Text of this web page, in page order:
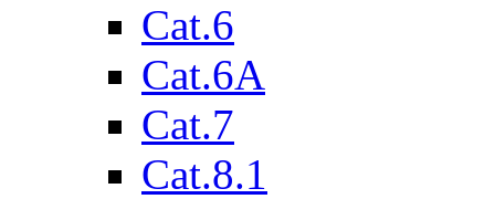
Cat.6
Cat.6A
Cat.7
Cat.8.1